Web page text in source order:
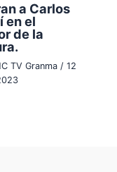
a Carlos
en el
de la
TV Granma / 12